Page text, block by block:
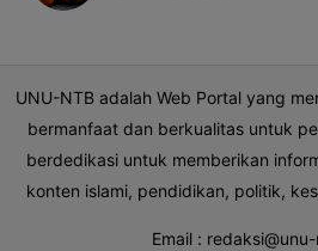
UNU-NTB adalah Web Portal yang
bermanfaat dan berkualitas untuk
berdedikasi untuk memberikan
konten islami, pendidikan, politik,
Email :